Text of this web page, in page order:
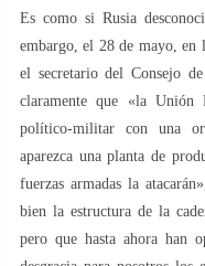
Es como si Rusia
embargo, el 28 de mayo, en
el secretario del Consejo
claramente que «la Unión
político-militar con una
aparezca una planta de
fuerzas armadas la
bien la estructura de la
pero que hasta ahora han